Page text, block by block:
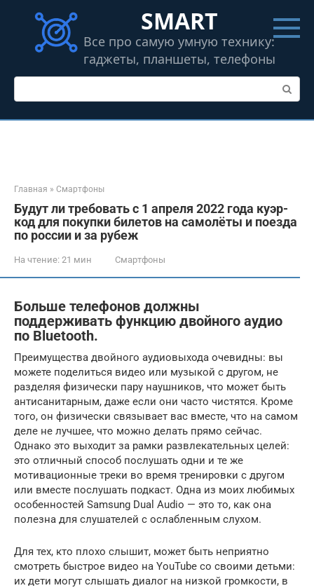
контенту
SMART
Все про самую умную технику:
гаджеты, планшеты, телефоны
Поиск:
Главная » Смартфоны
Будут ли требовать с 1 апреля 2022 года куэр-
код для покупки билетов на самолёты и поезда
по россии и за рубеж
На чтение: 21 мин Смартфоны
Больше телефонов должны
поддерживать функцию двойного аудио
по Bluetooth.
Преимущества двойного аудиовыхода очевидны: вы
можете поделиться видео или музыкой с другом, не
разделяя физически пару наушников, что может быть
антисанитарным, даже если они часто чистятся. Кроме
того, он физически связывает вас вместе, что на самом
деле не лучшее, что можно делать прямо сейчас.
Однако это выходит за рамки развлекательных целей:
это отличный способ послушать одни и те же
мотивационные треки во время тренировки с другом
или вместе послушать подкаст. Одна из моих любимых
особенностей Samsung Dual Audio — это то, как она
полезна для слушателей с ослабленным слухом.
Для тех, кто плохо слышит, может быть неприятно
смотреть быстрое видео на YouTube со своими детьми:
их дети могут слышать диалог на низкой громкости, в